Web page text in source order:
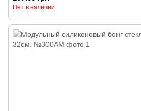
Нет в наличии